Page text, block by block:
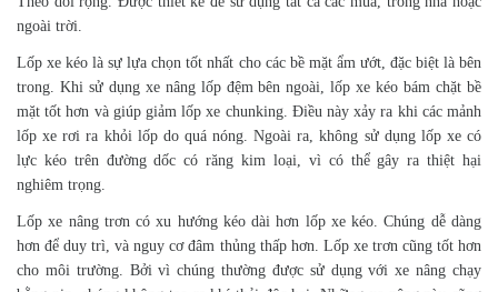
ngoài trời.
Lốp xe kéo là sự lựa chọn tốt nhất cho các bề mặt ẩm ướt, đặc biệt là bên
trong. Khi sử dụng xe nâng lốp đệm bên ngoài, lốp xe kéo bám chặt bề
mặt tốt hơn và giúp giảm lốp xe chunking. Điều này xảy ra khi các mảnh
lốp xe rơi ra khỏi lốp do quá nóng. Ngoài ra, không sử dụng lốp xe có
lực kéo trên đường dốc có răng kim loại, vì có thể gây ra thiệt hại
nghiêm trọng.
Lốp xe nâng trơn có xu hướng kéo dài hơn lốp xe kéo. Chúng dễ dàng
hơn để duy trì, và nguy cơ đâm thủng thấp hơn. Lốp xe trơn cũng tốt hơn
cho môi trường. Bởi vì chúng thường được sử dụng với xe nâng chạy